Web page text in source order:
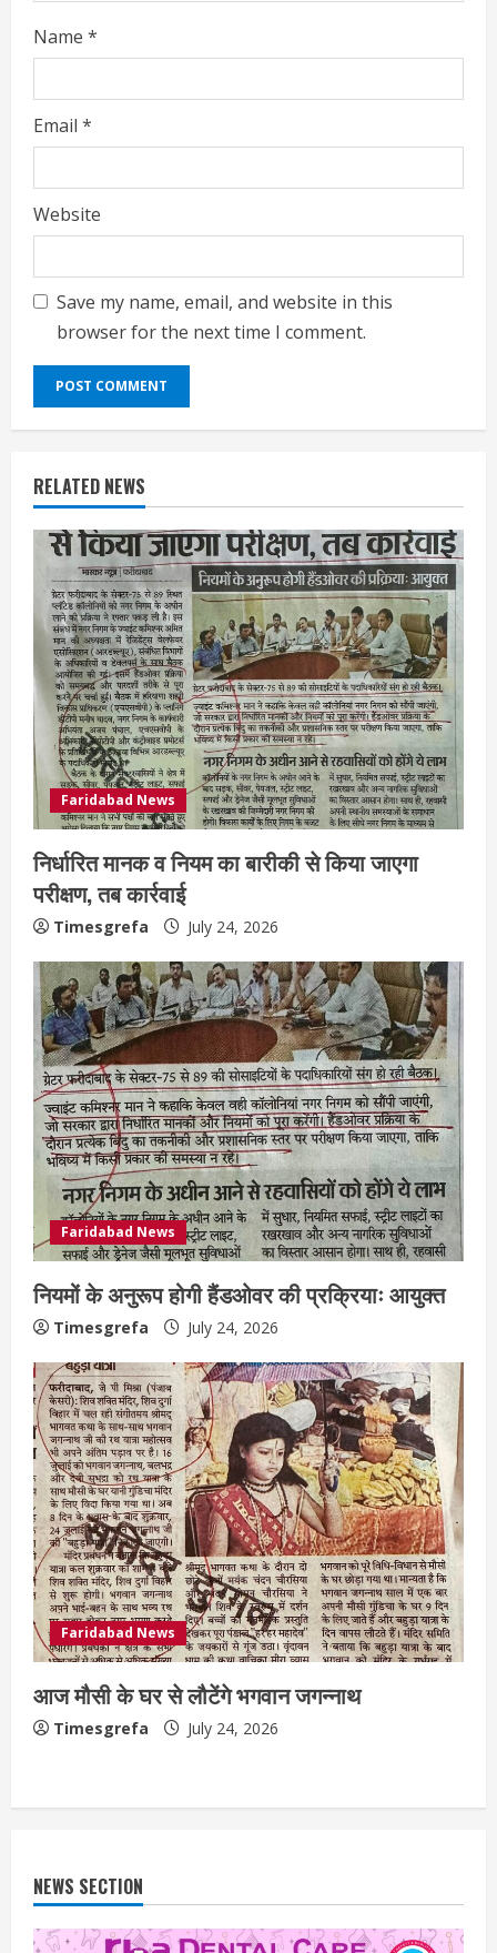
Name *
Email *
Website
Save my name, email, and website in this
browser for the next time I comment.
RELATED NEWS
Faridabad News
निर्धारित मानक व नियम का बारीकी से किया जाएगा
परीक्षण, तब कार्रवाई
Timesgrefa July 24, 2026
Faridabad News
नियमों के अनुरूप होगी हैंडओवर की प्रक्रियाः आयुक्त
Timesgrefa July 24, 2026
Faridabad News
आज मौसी के घर से लौटेंगे भगवान जगन्नाथ
Timesgrefa July 24, 2026
NEWS SECTION